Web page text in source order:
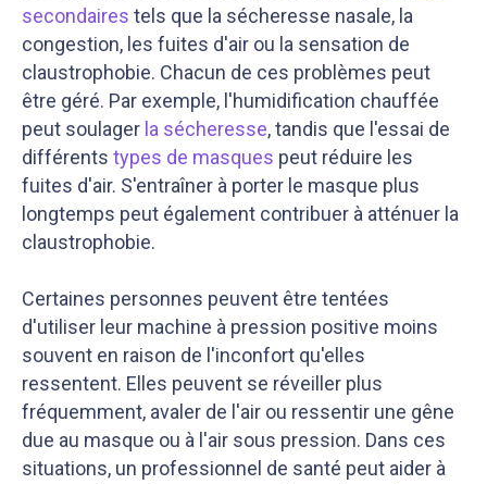
secondaires tels que la sécheresse nasale, la
congestion, les fuites d'air ou la sensation de
claustrophobie. Chacun de ces problèmes peut
être géré. Par exemple, l'humidification chauffée
peut soulager la sécheresse, tandis que l'essai de
différents types de masques peut réduire les
fuites d'air. S'entraîner à porter le masque plus
longtemps peut également contribuer à atténuer la
claustrophobie.
Certaines personnes peuvent être tentées
d'utiliser leur machine à pression positive moins
souvent en raison de l'inconfort qu'elles
ressentent. Elles peuvent se réveiller plus
fréquemment, avaler de l'air ou ressentir une gêne
due au masque ou à l'air sous pression. Dans ces
situations, un professionnel de santé peut aider à